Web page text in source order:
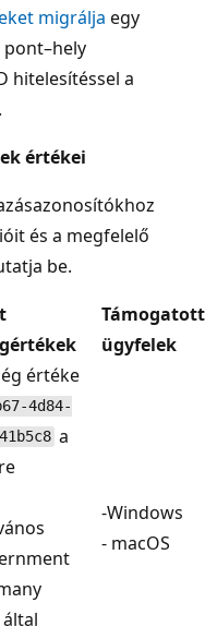
migrálja egy
hitelesítéssel a
értékei
és a megfelelő
be.
Támogatott
ügyfelek
értéke
4d84-
a
-Windows
- macOS